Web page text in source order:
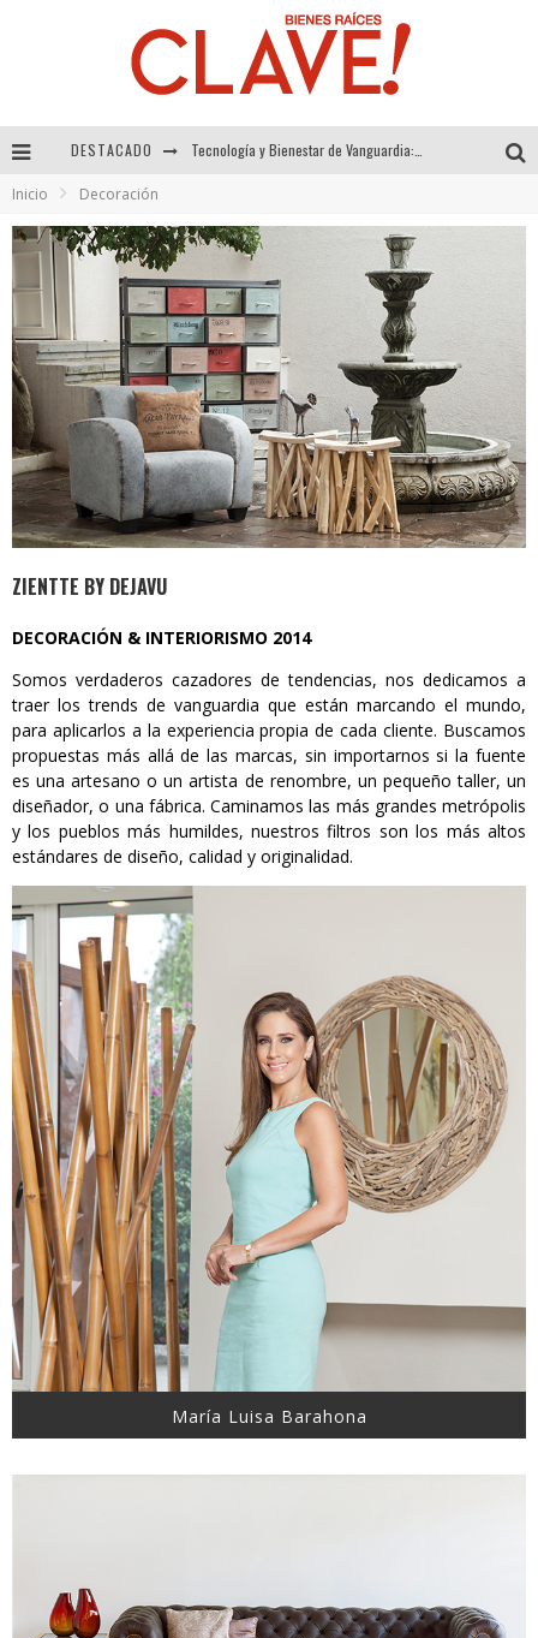
DESTACADO
Inicio Decoración
ZIENTTE BY DEJAVU
DECORACIÓN & INTERIORISMO 2014
Somos verdaderos cazadores de tendencias, nos dedicamos a
traer los trends de vanguardia que están marcando el mundo,
para aplicarlos a la experiencia propia de cada cliente. Buscamos
propuestas más allá de las marcas, sin importarnos si la fuente
es una artesano o un artista de renombre, un pequeño taller, un
diseñador, o una fábrica. Caminamos las más grandes metrópolis
y los pueblos más humildes, nuestros filtros son los más altos
estándares de diseño, calidad y originalidad.
María Luisa Barahona